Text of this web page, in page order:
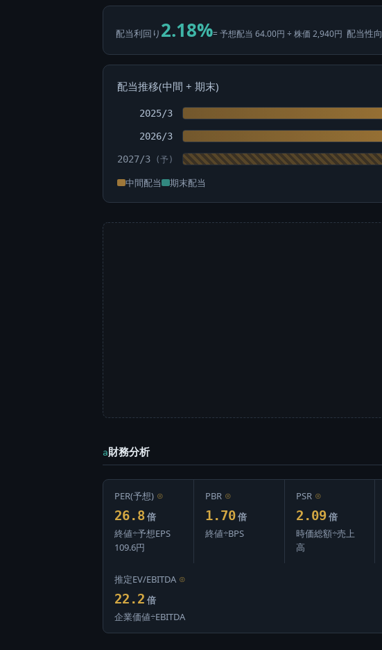
配当利回り 2.18%= 予想配当 64.00円 ÷ 株価 2,940円 配当性向
配当推移(中間 + 期末)
2025/3
2026/3
2027/3
中間配当 期末配当
a財務分析
PER(予想) ⊙
26.8 倍
終値÷予想EPS
109.6円
PBR ⊙
1.70 倍
終値÷BPS
PSR ⊙
2.09 倍
時価総額÷売上
高
推定EV/EBITDA ⊙
22.2 倍
企業価値÷EBITDA